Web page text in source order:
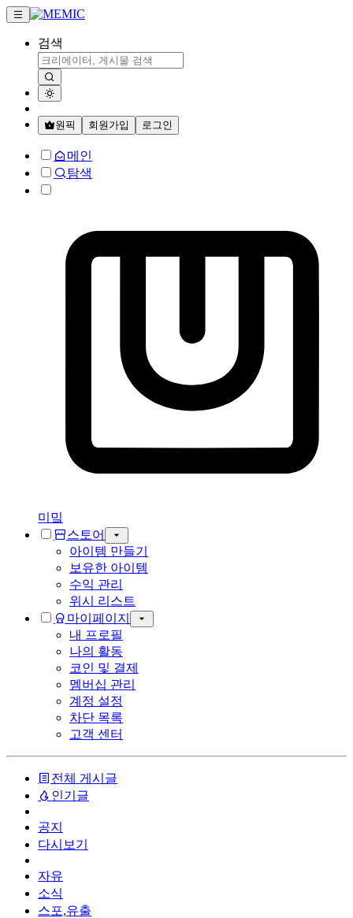
검색
원픽 회원가입 로그인
메인
탐색
미밐
스토어
아이템 만들기
보유한 아이템
수익 관리
위시 리스트
마이페이지
내 프로필
나의 활동
코인 및 결제
멤버십 관리
계정 설정
차단 목록
고객 센터
전체 게시글
인기글
공지
다시보기
자유
소식
스포,유출